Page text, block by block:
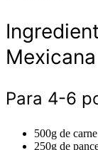
Para 4-6
500g de
250g de